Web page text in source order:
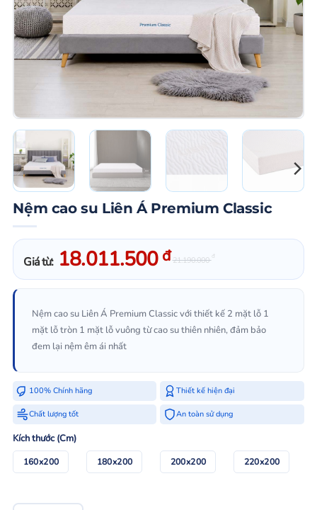
Nệm cao su Liên Á Premium Classic
Giá từ: 18.011.500 đ 21.190.000đ
Nệm cao su Liên Á Premium Classic với thiết kế 2 mặt lỗ 1
mặt lỗ tròn 1 mặt lỗ vuông từ cao su thiên nhiên, đảm bảo
đem lại nệm êm ái nhất
100% Chính hãng Thiết kế hiện đại
Chất lượng tốt An toàn sử dụng
Kích thước (Cm)
160x200 180x200 200x200 220x200